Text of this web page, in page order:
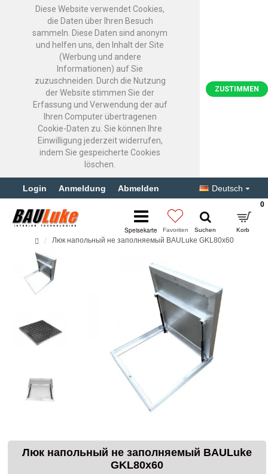
Diese Website verwendet Cookies,
die Daten über Ihren Besuch
sammeln. Diese Daten sind anonym
und helfen uns, den Inhalt der Site
(Werbung und andere
Informationen) auf Sie
zuzuschneiden. Durch die Nutzung
der Website stimmen Sie der
Erfassung und Verwendung der auf
Ihren Computer übertragenen
Cookie-Daten zu. Sie können Ihre
Einwilligung jederzeit widerrufen,
indem Sie gespeicherte Cookies
löschen.
ZUSTIMMEN
Login Anmeldung Abmelden Deutsch
0
Люк напольный не заполняемый BAULuke GKL80x60
Люк напольный не заполняемый BAULuke
GKL80x60